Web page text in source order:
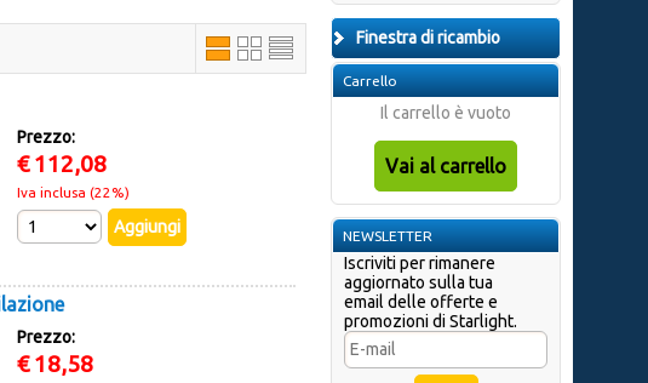
Prezzo:
€112,08
Iva inclusa (22%)
Prezzo:
€18,58
Finestra di ricambio
Carrello
Il carrello è vuoto
NEWSLETTER
Iscriviti per rimanere
aggiornato sulla tua
email delle offerte e
promozioni di Starlight.